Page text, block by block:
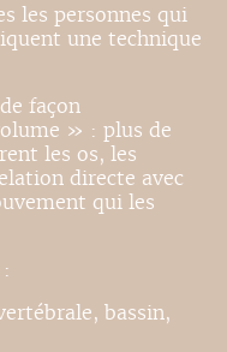
les personnes qui
une technique
façon
» : plus de
les os, les
directe avec
qui les
bassin,